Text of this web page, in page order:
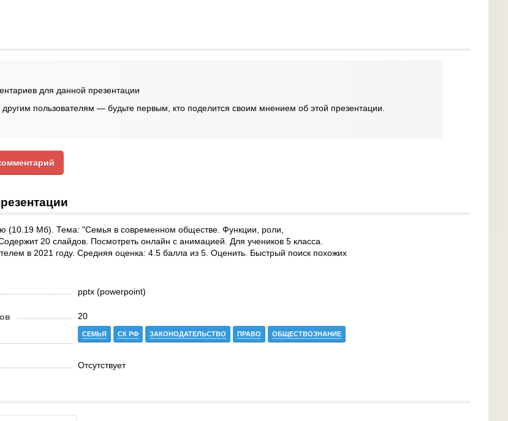
для данной презентации
другим пользователям — будьте первым, кто поделится своим мнением об этой презентации.
(10.19 Мб). Тема: "Семья в современном обществе. Функции, роли,
20 слайдов. Посмотреть онлайн с анимацией. Для учеников 5 класса.
в 2021 году. Средняя оценка: 4.5 балла из 5. Оценить. Быстрый поиск похожих
pptx (powerpoint)
20
СЕМЬЯ СК РФ ЗАКОНОДАТЕЛЬСТВО ПРАВО ОБЩЕСТВОЗНАНИЕ
Отсутствует